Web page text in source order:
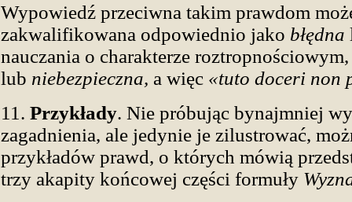
Wypowiedź przeciwna takim prawdom
zakwalifikowana odpowiednio jako błędna
nauczania o charakterze
lub niebezpieczna, a więc «tuto doceri non
11. Przykłady. Nie próbując bynajmniej
zagadnienia, ale jedynie je zilustrować,
przykładów prawd, o których mówią
trzy akapity końcowej części formuły